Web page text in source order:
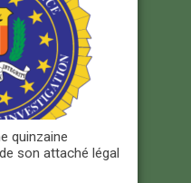
quinzaine
son attaché légal